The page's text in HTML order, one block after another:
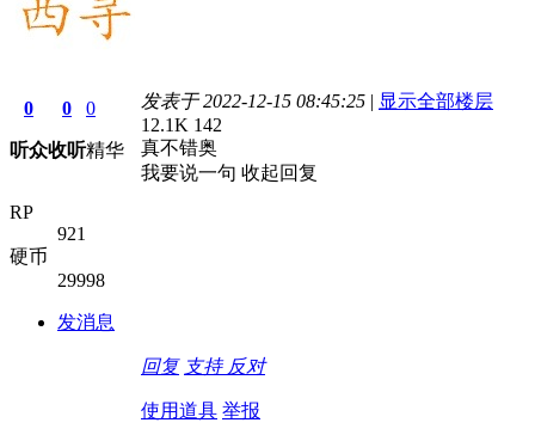
0
听众
0
收听
0
精华
RP
921
硬币
29998
发消息
发表于 2022-12-15 08:45:25 | 显示全部楼层
12.1K 142
真不错奥
我要说一句 收起回复
回复 支持 反对
使用道具 举报